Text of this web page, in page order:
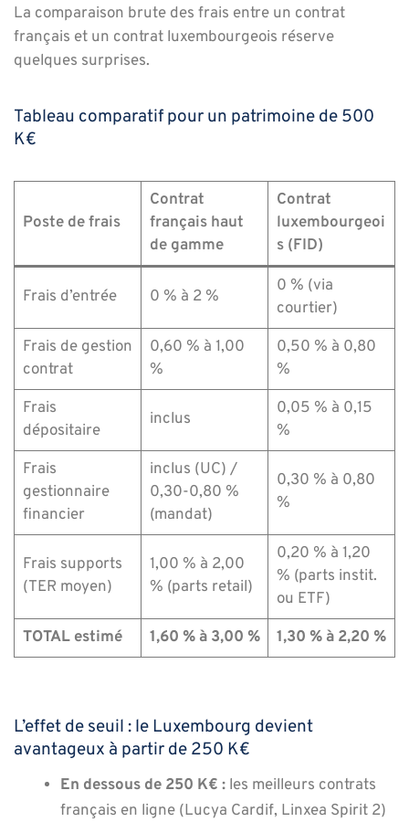
La comparaison brute des frais entre un contrat
français et un contrat luxembourgeois réserve
quelques surprises.
Tableau comparatif pour un patrimoine de 500
K€
Poste de frais
Contrat
français haut
de gamme
Contrat
luxembourgeoi
s (FID)
Frais d’entrée 0 % à 2 %
0 % (via
courtier)
Frais de gestion
contrat
0,60 % à 1,00
%
0,50 % à 0,80
%
Frais
dépositaire
inclus
0,05 % à 0,15
%
Frais
gestionnaire
financier
inclus (UC) /
0,30-0,80 %
(mandat)
0,30 % à 0,80
%
Frais supports
(TER moyen)
1,00 % à 2,00
% (parts retail)
0,20 % à 1,20
% (parts instit.
ou ETF)
TOTAL estimé
1,60 % à 3,00 % 1,30 % à 2,20 %
L’effet de seuil : le Luxembourg devient
avantageux à partir de 250 K€
En dessous de 250 K€ : les meilleurs contrats
français en ligne (Lucya Cardif, Linxea Spirit 2)